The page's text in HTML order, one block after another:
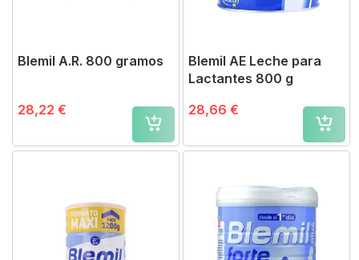
Blemil A.R. 800 gramos
28,22 €
Blemil AE Leche para
Lactantes 800 g
28,66 €